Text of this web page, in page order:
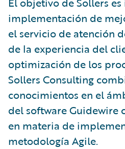
implementación de
el servicio de atención
de la experiencia del
optimización de los
Sollers Consulting
conocimientos en el
del software Guidewire
en materia de
metodología Agile.